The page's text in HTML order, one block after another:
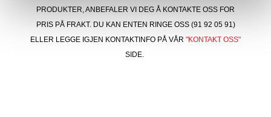
PRODUKTER, ANBEFALER VI DEG Å KONTAKTE OSS FOR
PRIS PÅ FRAKT. DU KAN ENTEN RINGE OSS (91 92 05 91)
ELLER LEGGE IGJEN KONTAKTINFO PÅ VÅR "KONTAKT OSS"
SIDE.